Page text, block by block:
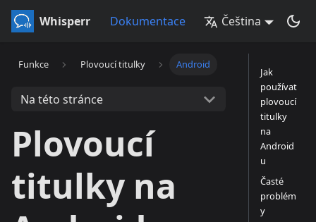
Whisperr Dokumentace Čeština
Funkce Plovoucí titulky Android
Na této stránce
Plovoucí
titulky na
Jak
používat
plovoucí
titulky
na
Android
u
Časté
problém
y